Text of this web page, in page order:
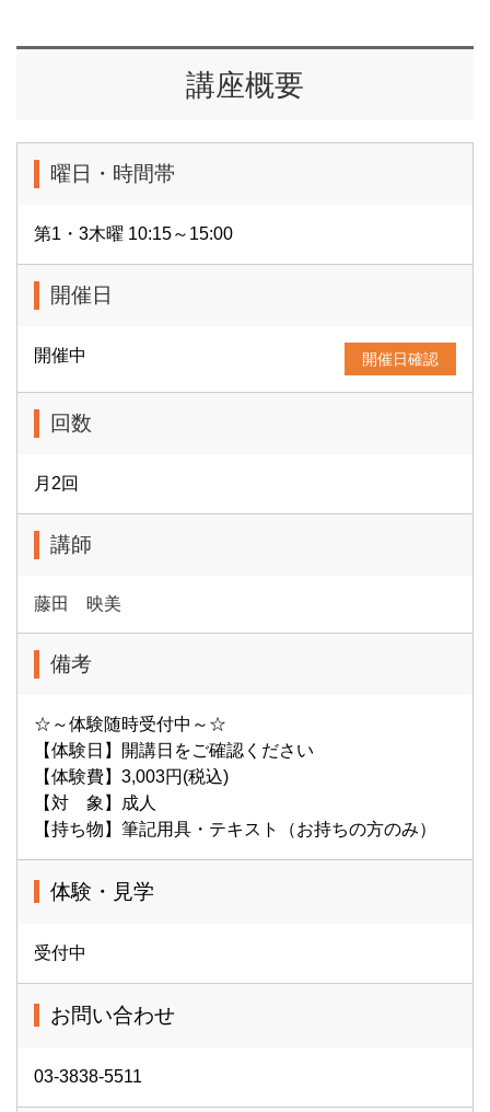
講座概要
曜日・時間帯
第1・3木曜 10:15～15:00
開催日
開催中 開催日確認
回数
月2回
講師
藤田 映美
備考
☆～体験随時受付中～☆
【体験日】開講日をご確認ください
【体験費】3,003円(税込)
【対 象】成人
【持ち物】筆記用具・テキスト（お持ちの方のみ）
体験・見学
受付中
お問い合わせ
03-3838-5511